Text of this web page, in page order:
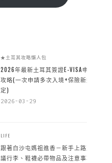
★土耳其攻略懶人包
2026年最新土耳其簽證E-VISA申請
攻略(一次申請多次入境+保險新規
定)
2026-03-29
LIFE
跟著白沙屯媽祖進香－新手上路建
議行李、鞋襪必帶物品及注意事項